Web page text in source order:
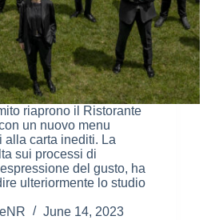
riaprono il Ristorante
un nuovo menu
alla carta inediti. La
sui processi di
del gusto, ha
ulteriormente lo studio
June 14, 2023